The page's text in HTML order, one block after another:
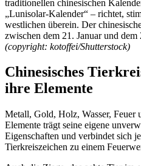
traditionellen chinesischen
„Lunisolar-Kalender“ – richtet,
westlichen überein. Der
zwischen dem 21. Januar und dem
(copyright: kotoffei/Shutterstock)
Chinesisches
ihre Elemente
Metall, Gold, Holz, Wasser, Feuer
Elemente trägt seine eigene
Eigenschaften und verbindet sich
Tierkreiszeichen zu einem